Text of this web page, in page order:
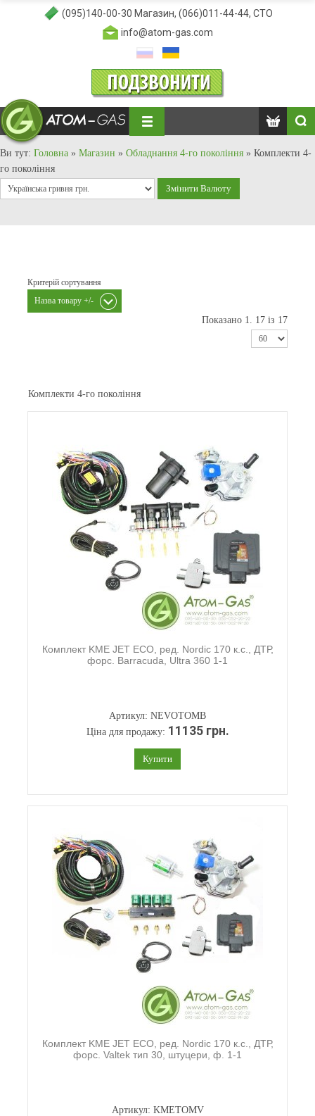
(095)140-00-30 Магазин, (066)011-44-44, СТО
info@atom-gas.com
Ви тут: Головна » Магазин » Обладнання 4-го покоління » Комплекти 4-
го покоління
Критерій сортування
Назва товару +/-
Показано 1. 17 із 17
Комплекти 4-го покоління
Комплект KME JET ECO, ред. Nordic 170 к.с., ДТР,
форс. Barracuda, Ultra 360 1-1
Артикул: NEVOTOMB
Ціна для продажу: 11135 грн.
Купити
Комплект KME JET ECO, ред. Nordic 170 к.с., ДТР,
форс. Valtek тип 30, штуцери, ф. 1-1
Артикул: KMETOMV